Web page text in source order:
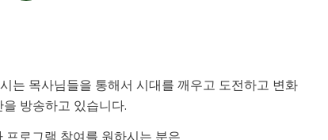
는 목사님들을 통해서 시대를 깨우고 도전하고 변화
방송하고 있습니다.
로그램 참여를 원하시는 분은